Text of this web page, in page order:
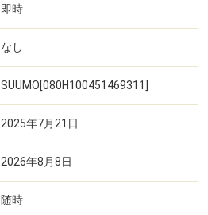
即時
なし
SUUMO[080H100451469311]
2025年7月21日
2026年8月8日
随時